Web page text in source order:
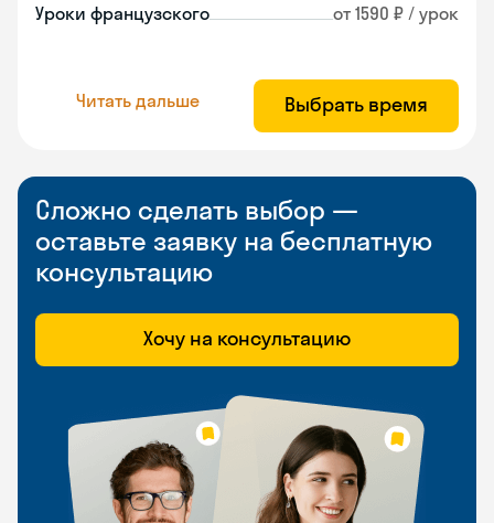
Уроки французского от 1590 ₽ / урок
Читать дальше Выбрать время
Сложно сделать выбор —
оставьте заявку на бесплатную
консультацию
Хочу на консультацию